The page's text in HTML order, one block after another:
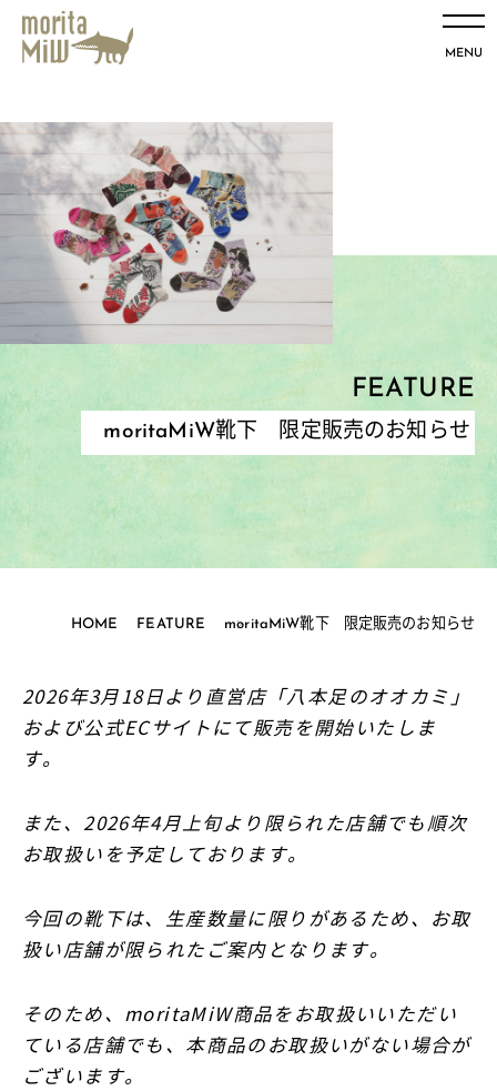
MENU
FEATURE
moritaMiW靴下 限定販売のお知らせ
HOME FEATURE moritaMiW靴下 限定販売のお知らせ
2026年3月18日より直営店「八本足のオオカミ」
および公式ECサイトにて販売を開始いたしま
す。
また、2026年4月上旬より限られた店舗でも順次
お取扱いを予定しております。
今回の靴下は、生産数量に限りがあるため、お取
扱い店舗が限られたご案内となります。
そのため、moritaMiW商品をお取扱いいただい
ている店舗でも、本商品のお取扱いがない場合が
ございます。